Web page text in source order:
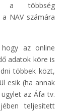
a többség
NAV számára
az online
adatok köre is
többek közt,
esik (ha annak
az Áfa tv.
teljesített